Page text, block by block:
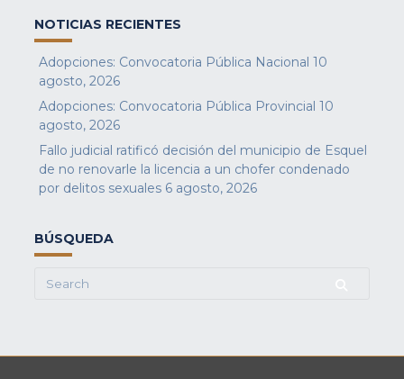
NOTICIAS RECIENTES
Adopciones: Convocatoria Pública Nacional 10
agosto, 2026
Adopciones: Convocatoria Pública Provincial 10
agosto, 2026
Fallo judicial ratificó decisión del municipio de Esquel
de no renovarle la licencia a un chofer condenado
por delitos sexuales 6 agosto, 2026
BÚSQUEDA
Search